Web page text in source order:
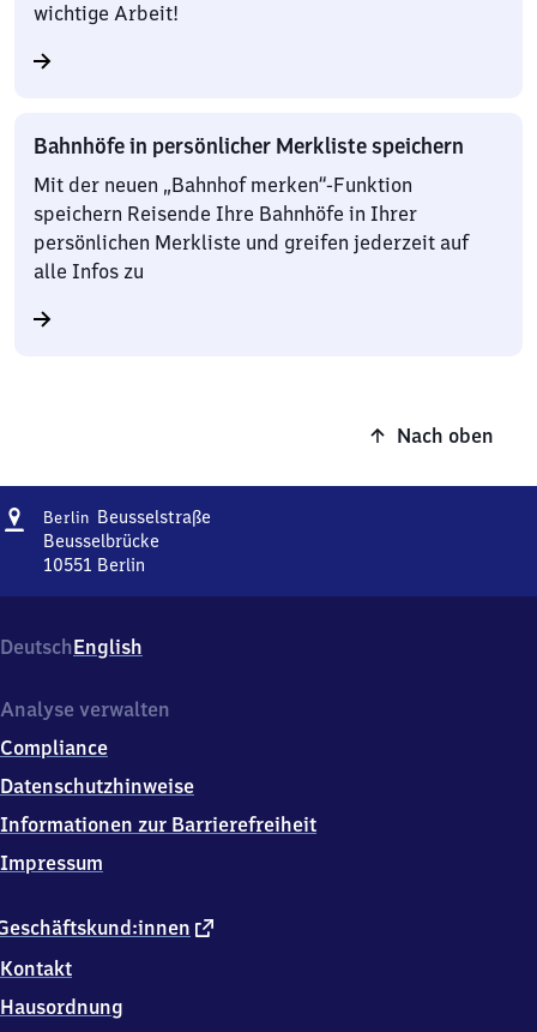
wichtige Arbeit!
Bahnhöfe in persönlicher Merkliste speichern
Mit der neuen „Bahnhof merken“-Funktion
speichern Reisende Ihre Bahnhöfe in Ihrer
persönlichen Merkliste und greifen jederzeit auf
alle Infos zu
Nach oben
Adresse
Berlin BeusselstraßeBerlin
Beusselbrücke
10551 Berlin
Beusselbrücke,
1
5
1
Berlin
DeutschEnglish
externer
Kontakt
Hausordnung
Analyse verwalten
Compliance
Datenschutzhinweise
Informationen zur Barrierefreiheit
Impressum